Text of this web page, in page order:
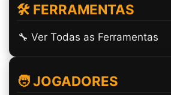
🛠️ FERRAMENTAS
🔧 Ver Todas as Ferramentas
🧑 JOGADORES